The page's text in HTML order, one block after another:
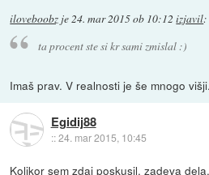
iloveboobz je24. mar 2015 ob 10:12 izjavil:
ta procent ste si kr sami zmislal :)
Imaš prav. V realnosti je še mnogo višji.
Egidij88
::24. mar 2015, 10:45
Kolikor sem zdaj poskusil, zadeva